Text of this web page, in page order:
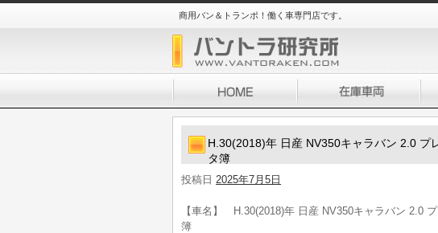
商用バン＆トランポ！働く車専門店です。
H.30(2018)年 日産 NV350キャラバン 2.0 プ
タ簿
投稿日 2025年7月5日
【車名】 H.30(2018)年 日産 NV350キャラバン 2.0
簿